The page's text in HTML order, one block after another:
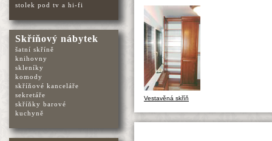
Vestavěná skříň
stolek pod tv a hi-fi
Skříňový nábytek
šatní skříně
knihovny
skleníky
komody
skříňové kanceláře
sekretáře
skříňky barové
kuchyně